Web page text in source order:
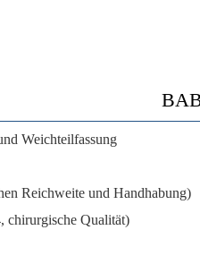
Weichteilfassung
Reichweite und Handhabung)
chirurgische Qualität)